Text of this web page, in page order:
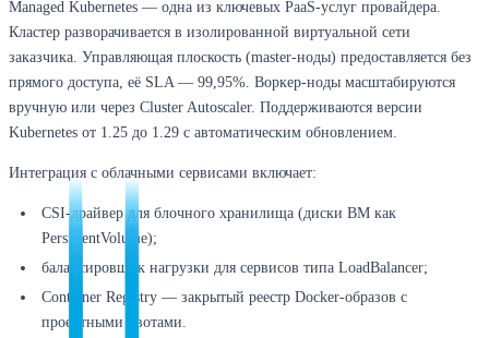
Managed Kubernetes — одна из ключевых PaaS-услуг провайдера.
Кластер разворачивается в изолированной виртуальной сети
заказчика. Управляющая плоскость (master-ноды) предоставляется без
прямого доступа, её SLA — 99,95%. Воркер-ноды масштабируются
вручную или через Cluster Autoscaler. Поддерживаются версии
Kubernetes от 1.25 до 1.29 с автоматическим обновлением.
Интеграция с облачными сервисами включает:
CSI-драйвер для блочного хранилища (диски ВМ как
PersistentVolume);
балансировщик нагрузки для сервисов типа LoadBalancer;
Container Registry — закрытый реестр Docker-образов с
проектными квотами.